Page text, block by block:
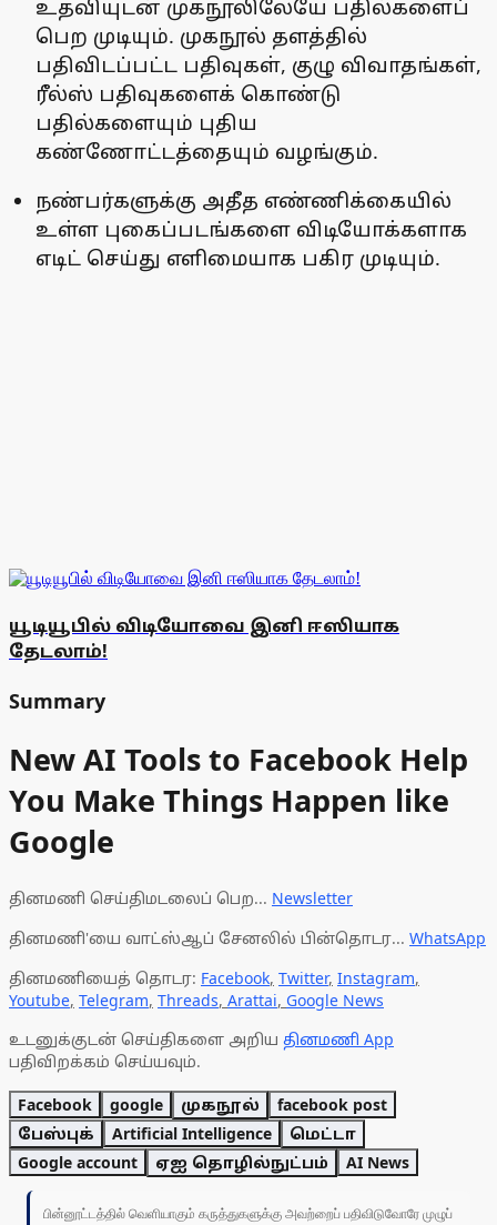
உதவியுடன் முகநூலிலேயே பதில்களைப்
பெற முடியும். முகநூல் தளத்தில்
பதிவிடப்பட்ட பதிவுகள், குழு விவாதங்கள்,
ரீல்ஸ் பதிவுகளைக் கொண்டு
பதில்களையும் புதிய
கண்ணோட்டத்தையும் வழங்கும்.
நண்பர்களுக்கு அதீத எண்ணிக்கையில்
உள்ள புகைப்படங்களை விடியோக்களாக
எடிட் செய்து எளிமையாக பகிர முடியும்.
யூடியூபில் விடியோவை இனி ஈஸியாக
தேடலாம்!
Summary
New AI Tools to Facebook Help
You Make Things Happen like
Google
தினமணி செய்திமடலைப் பெற... Newsletter
தினமணி'யை வாட்ஸ்ஆப் சேனலில் பின்தொடர... WhatsApp
தினமணியைத் தொடர: Facebook, Twitter, Instagram,
Youtube, Telegram, Threads, Arattai, Google News
உடனுக்குடன் செய்திகளை அறிய தினமணி App
பதிவிறக்கம் செய்யவும்.
Facebook google முகநூல்
facebook post
பேஸ்புக்
Artificial Intelligence
மெட்டா
Google account
ஏஐ தொழில்நுட்பம் AI News
பின்னூட்டத்தில் வெளியாகும் கருத்துகளுக்கு அவற்றைப் பதிவிடுவோரே முழுப்